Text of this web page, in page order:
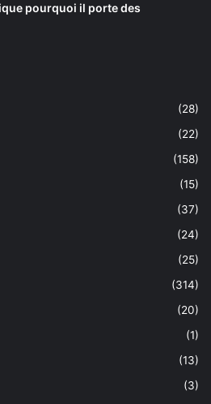
pourquoi il porte des
(28)
(22)
(158)
(15)
(37)
(24)
(25)
(314)
(20)
(1)
(13)
(3)